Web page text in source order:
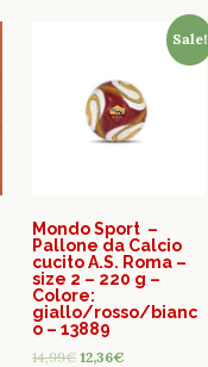
Sale!
Mondo Sport –
Pallone da Calcio
cucito A.S. Roma –
size 2 – 220 g –
Colore:
giallo/rosso/bianc
o – 13889
14,99€ 12,36€